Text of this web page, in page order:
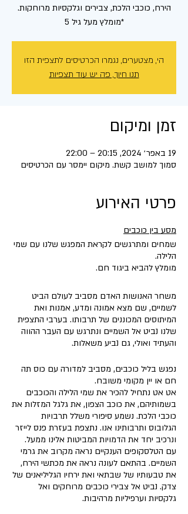
*מומלץ מעל גיל 5
הי, מצטערים, נגמרו הכרטיסים לתצפית הזו
תנו חיוך, פה יש עוד תצפיות
זמן ומיקום
19 באפר׳ 2024, 20:15 – 22:00
סמוך למושב קשת. מיקום יימסר עם הכרטיסים
פרטי האירוע
מסע בין כוכבים
שמחים ומתרגשים לקראת המפגש שלנו עם שמי
הלילה.
מומלץ להביא ביגוד חם.
משחר האנושות האדם מסביב לעולם הביט
לשמיים, שם מצא אמונה ומדע, אמנות ואת
המיתוסים המכוננים של תרבותו. בערבי התצפית
שלנו נביט אל השמיים ונתרגש עם העבר ההווה
והעתיד ואולי, גם נביע משאלות.
נפגש בליל כוכבים, מסביב למדורה עם כוס תה
חם או יין מקומי משובח.
אט אט נתחיל להכיר את שמי הלילה והכוכבים
בשמותיהם, את כוכב הצפון, את גלגל המזלות את
כוכבי הלכת. נשמע סיפורי משלל תרבויות
הגלובוס ותרבותינו אנו. נתצפת בעזרת פנס לייזר
ונרכיב יחד את הדמויות המביטות אלינו ממעל.
עם הטלסקופים הענקיים נראה מקרוב את גרמי
השמיים. בהתאם לעונה נראה את מכתשי הירח,
את טבעותיו של שבתאי ואת ירחיו הגליליאנים של
צדק. נביט אל צבירי כוכבים מרוחקים ואל
גלקסיות וערפיליות מרהיבות.